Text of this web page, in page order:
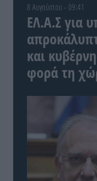
8 Αυγούστου - 09:41
ΕΛ.Α.Σ για
και
φορά τη